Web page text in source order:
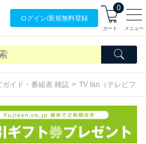
ログイン/新規無料登録
0
カート メニュー
ガイド・番組表 雑誌 TV fan（テレビファ